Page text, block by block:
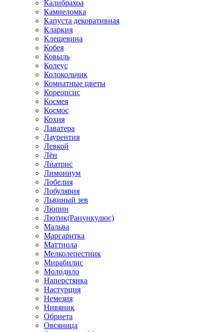
Калибрахоа
Камнеломка
Капуста декоративная
Кларкия
Клещевина
Кобея
Ковыль
Колеус
Колокольчик
Комнатные цветы
Кореопсис
Космея
Космос
Кохия
Лаватера
Лаурентия
Левкой
Лён
Лиатрис
Лимониум
Лобелия
Лобулярия
Львиный зев
Люпин
Лютик(Ранункулюс)
Мальва
Маргаритка
Маттиола
Мелколепестник
Мирабилис
Молодило
Наперстянка
Настурция
Немезия
Нивяник
Обриета
Овсяница